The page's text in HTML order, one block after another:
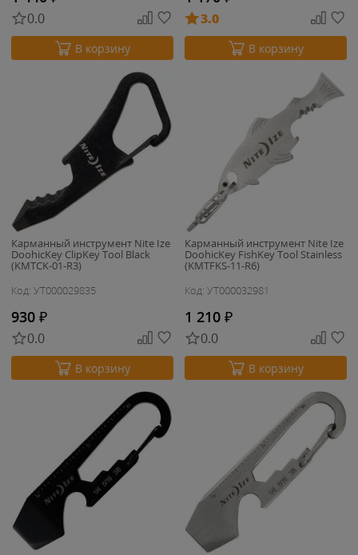
0.0
В корзину
3.0
В корзину
Карманный инструмент Nite Ize
DoohicKey ClipKey Tool Black
(KMTCK-01-R3)
Код: УТ000029835
930 ₽
0.0
В корзину
Карманный инструмент Nite Ize
DoohicKey FishKey Tool Stainless
(KMTFKS-11-R6)
Код: УТ000032981
1 210 ₽
0.0
В корзину